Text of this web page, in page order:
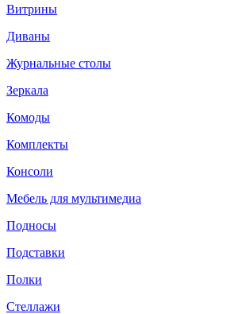
Витрины
Диваны
Журнальные столы
Зеркала
Комоды
Комплекты
Консоли
Мебель для мультимедиа
Подносы
Подставки
Полки
Стеллажи